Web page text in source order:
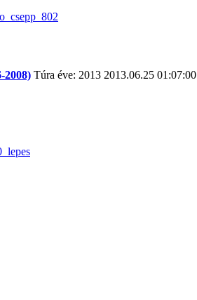
2008) Túra éve: 2013 2013.06.25 01:07:00